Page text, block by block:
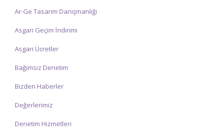
Ar-Ge Tasarım Danışmanlığı
Asgari Geçim İndirimi
Asgari Ücretler
Bağımsız Denetim
Bizden Haberler
Değerlerimiz
Denetim Hizmetleri